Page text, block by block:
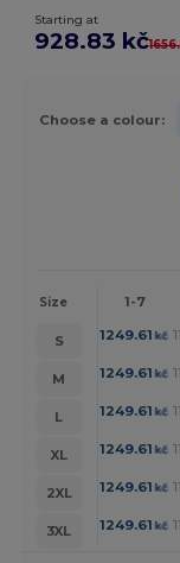
Starting at
928.83 kč
Choose a colour:
Size 1-7
S 1249.61 kč
M
1249.61 kč
L
1249.61 kč
XL
1249.61 kč
2XL
1249.61 kč
3XL
1249.61 kč